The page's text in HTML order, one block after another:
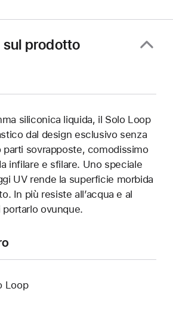
sul prodotto
siliconica liquida, il Solo Loop
dal design esclusivo senza
sovrapposte, comodissimo
infilare e sfilare. Uno speciale
UV rende la superficie morbida
In più resiste all’acqua e al
ovunque.
Loop